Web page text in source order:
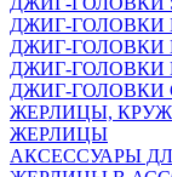
ДЖИГ-ГОЛОВКИ
ДЖИГ-
ДЖИГ-ГОЛОВКИ
ДЖИГ-ГОЛОВКИ
ЖЕРЛИЦЫ,
ЖЕРЛИЦЫ
АКСЕССУАРЫ